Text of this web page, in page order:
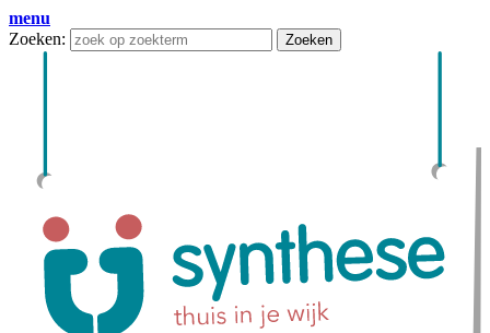
menu
Zoeken:
Zoeken